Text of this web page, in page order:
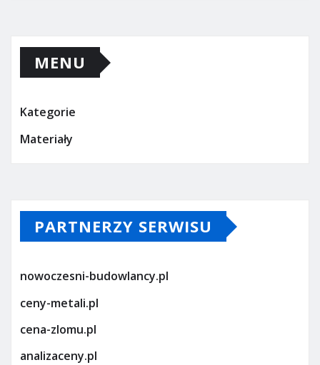
MENU
Kategorie
Materiały
PARTNERZY SERWISU
nowoczesni-budowlancy.pl
ceny-metali.pl
cena-zlomu.pl
analizaceny.pl